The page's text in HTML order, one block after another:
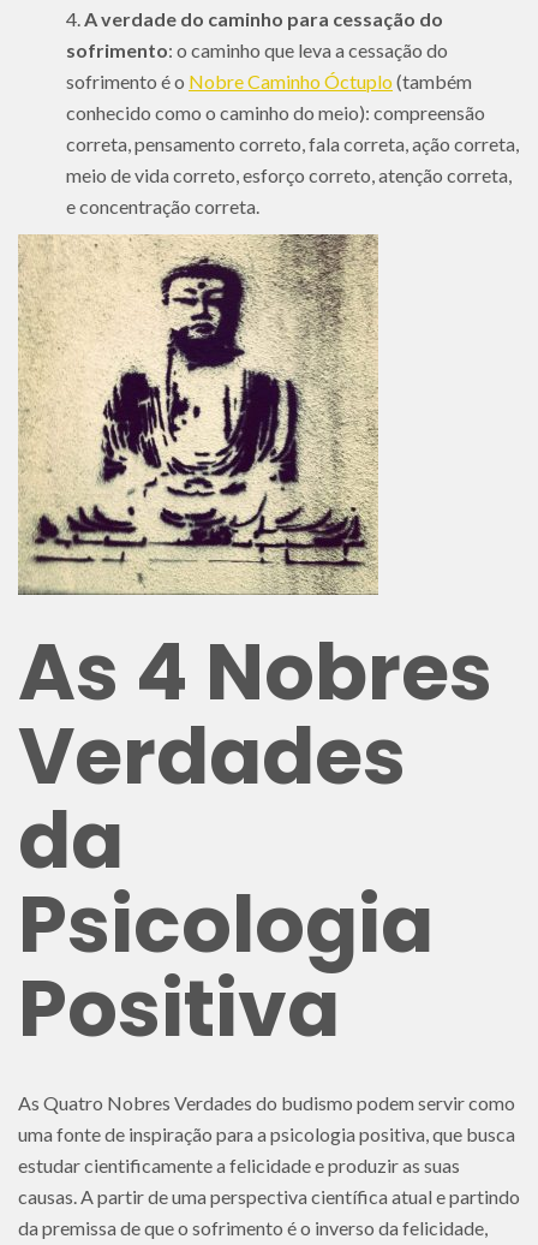
A verdade do caminho para cessação do
sofrimento: o caminho que leva a cessação do
sofrimento é o Nobre Caminho Óctuplo(também
conhecido como o caminho do meio): compreensão
correta, pensamento correto, fala correta, ação correta,
meio de vida correto, esforço correto, atenção correta,
e concentração correta.
As 4 Nobres
Verdades
da
Psicologia
Positiva
As Quatro Nobres Verdades do budismo podem servir como
uma fonte de inspiração para a psicologia positiva, que busca
estudar cientificamente a felicidade e produzir as suas
causas. A partir de uma perspectiva científica atual e partindo
da premissa de que o sofrimento é o inverso da felicidade,